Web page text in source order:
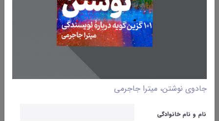
جادوی نوشتن، میترا جاجرمی
نام و نام خانوادگی